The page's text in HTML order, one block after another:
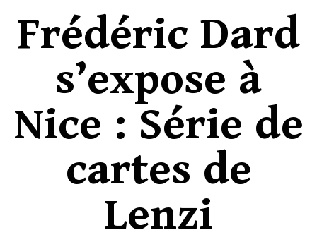
Frédéric Dard
s’expose à
Nice : Série de
cartes de
Lenzi